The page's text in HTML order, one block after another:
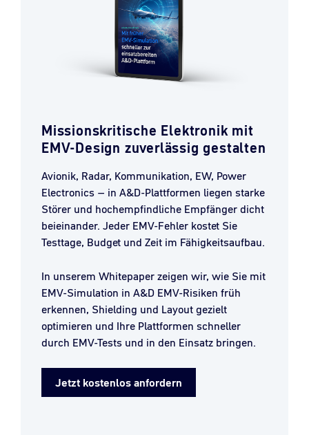
Missionskritische Elektronik mit
EMV-Design zuverlässig gestalten
Avionik, Radar, Kommunikation, EW, Power
Electronics – in A&D-Plattformen liegen starke
Störer und hochempfindliche Empfänger dicht
beieinander. Jeder EMV-Fehler kostet Sie
Testtage, Budget und Zeit im Fähigkeitsaufbau.
In unserem Whitepaper zeigen wir, wie Sie mit
EMV-Simulation in A&D EMV-Risiken früh
erkennen, Shielding und Layout gezielt
optimieren und Ihre Plattformen schneller
durch EMV-Tests und in den Einsatz bringen.
Jetzt kostenlos anfordern